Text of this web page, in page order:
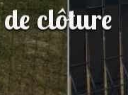
clôture